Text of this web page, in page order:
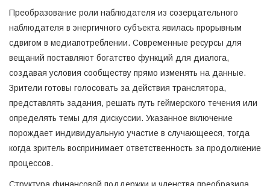
Преобразование роли наблюдателя из созерцательного
наблюдателя в энергичного субъекта явилась прорывным
сдвигом в медиапотреблении. Современные ресурсы для
вещаний поставляют богатство функций для диалога,
создавая условия сообществу прямо изменять на данные.
Зрители готовы голосовать за действия транслятора,
представлять задания, решать путь геймерского течения или
определять темы для дискуссии. Указанное включение
порождает индивидуальную участие в случающееся, тогда
когда зритель воспринимает ответственность за продолжение
процессов.